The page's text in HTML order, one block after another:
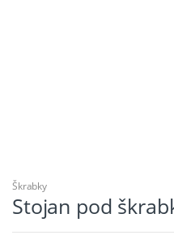
Škrabky
Stojan pod